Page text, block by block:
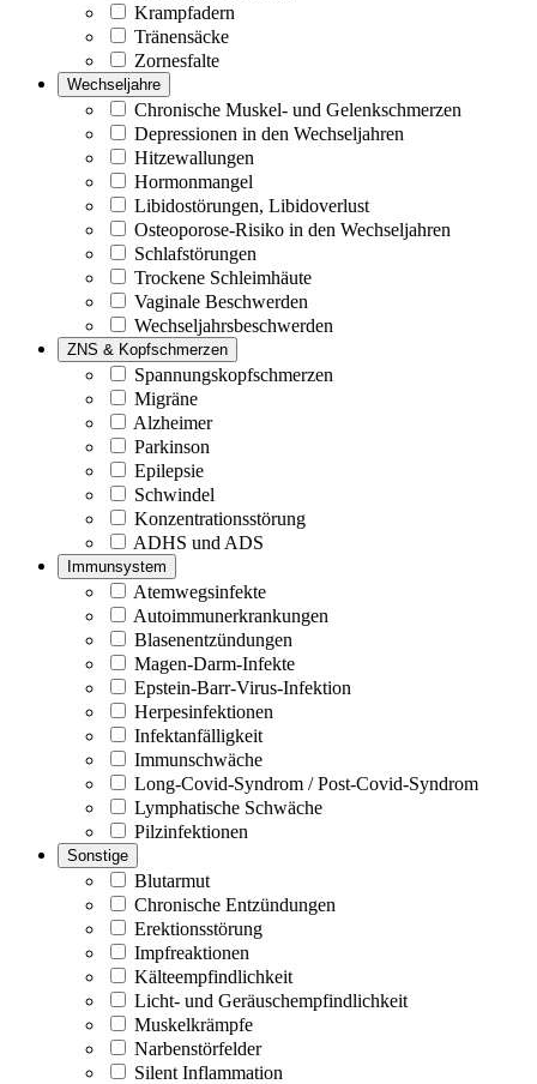
Krampfadern
Tränensäcke
Zornesfalte
Wechseljahre
Chronische Muskel- und Gelenkschmerzen
Depressionen in den Wechseljahren
Hitzewallungen
Hormonmangel
Libidostörungen, Libidoverlust
Osteoporose-Risiko in den Wechseljahren
Schlafstörungen
Trockene Schleimhäute
Vaginale Beschwerden
Wechseljahrsbeschwerden
ZNS & Kopfschmerzen
Spannungskopfschmerzen
Migräne
Alzheimer
Parkinson
Epilepsie
Schwindel
Konzentrationsstörung
ADHS und ADS
Immunsystem
Atemwegsinfekte
Autoimmunerkrankungen
Blasenentzündungen
Magen-Darm-Infekte
Epstein-Barr-Virus-Infektion
Herpesinfektionen
Infektanfälligkeit
Immunschwäche
Long-Covid-Syndrom / Post-Covid-Syndrom
Lymphatische Schwäche
Pilzinfektionen
Sonstige
Blutarmut
Chronische Entzündungen
Erektionsstörung
Impfreaktionen
Kälteempfindlichkeit
Licht- und Geräuschempfindlichkeit
Muskelkrämpfe
Narbenstörfelder
Silent Inflammation